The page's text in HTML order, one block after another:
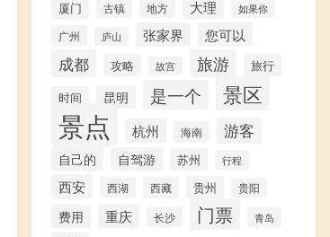
厦门
古镇 地方 大理 如果你
广州 庐山 张家界 您可以
成都 攻略 故宫 旅游
旅行
时间
昆明 是一个 景区
景点 杭州 海南 游客
自己的 自驾游 苏州 行程
西安 西湖 西藏 贵州 贵阳
费用 重庆 长沙 门票 青岛